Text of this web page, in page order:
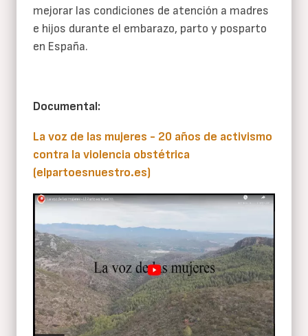
mejorar las condiciones de atención a madres
e hijos durante el embarazo, parto y posparto
en España.
Documental:
La voz de las mujeres - 20 años de activismo
contra la violencia obstétrica
(elpartoesnuestro.es)